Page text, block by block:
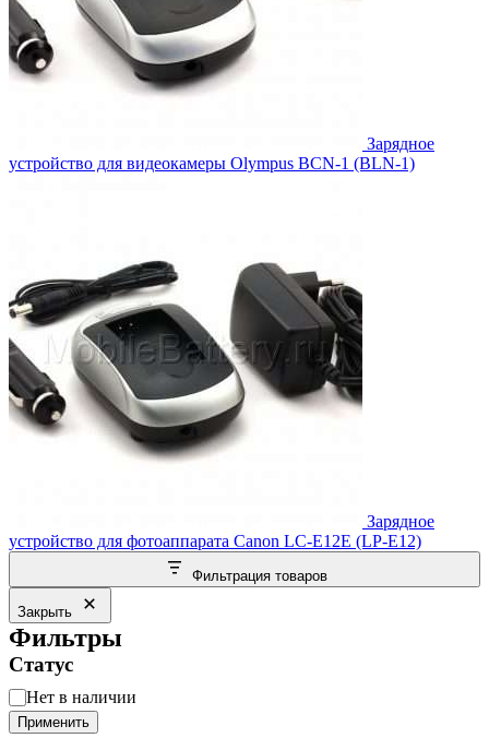
Зарядное
устройство для видеокамеры Olympus BCN-1 (BLN-1)
Зарядное
устройство для фотоаппарата Canon LC-E12E (LP-E12)
Фильтрация товаров
Закрыть
Фильтры
Статус
Статус
Нет в наличии
Применить